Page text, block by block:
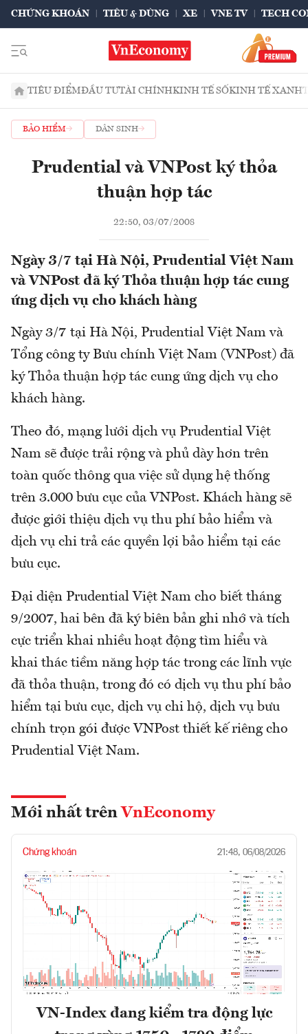
CHỨNG KHOÁN TIÊU & DÙNG XE VNE TV TECH
TIÊU ĐIỂMĐẦU TƯTÀI CHÍNHKINH TẾ SỐKINH TẾ XANH
BẢO HIỂM DÂN SINH
Prudential và VNPost ký thỏa
thuận hợp tác
22:50, 03/07/2008
Ngày 3/7 tại Hà Nội, Prudential Việt Nam
và VNPost đã ký Thỏa thuận hợp tác cung
ứng dịch vụ cho khách hàng
Ngày 3/7 tại Hà Nội, Prudential Việt Nam và
Tổng công ty Bưu chính Việt Nam (VNPost) đã
ký Thỏa thuận hợp tác cung ứng dịch vụ cho
khách hàng.
Theo đó, mạng lưới dịch vụ Prudential Việt
Nam sẽ được trải rộng và phủ dày hơn trên
toàn quốc thông qua việc sử dụng hệ thống
trên 3.000 bưu cục của VNPost. Khách hàng sẽ
được giới thiệu dịch vụ thu phí bảo hiểm và
dịch vụ chi trả các quyền lợi bảo hiểm tại các
bưu cục.
Đại diện Prudential Việt Nam cho biết tháng
9/2007, hai bên đã ký biên bản ghi nhớ và tích
cực triển khai nhiều hoạt động tìm hiểu và
khai thác tiềm năng hợp tác trong các lĩnh vực
đã thỏa thuận, trong đó có dịch vụ thu phí bảo
hiểm tại bưu cục, dịch vụ chi hộ, dịch vụ bưu
chính trọn gói được VNPost thiết kế riêng cho
Prudential Việt Nam.
Mới nhất trên VnEconomy
Chứng khoán 21:48, 06/08/2026
VN-Index đang kiểm tra động lực